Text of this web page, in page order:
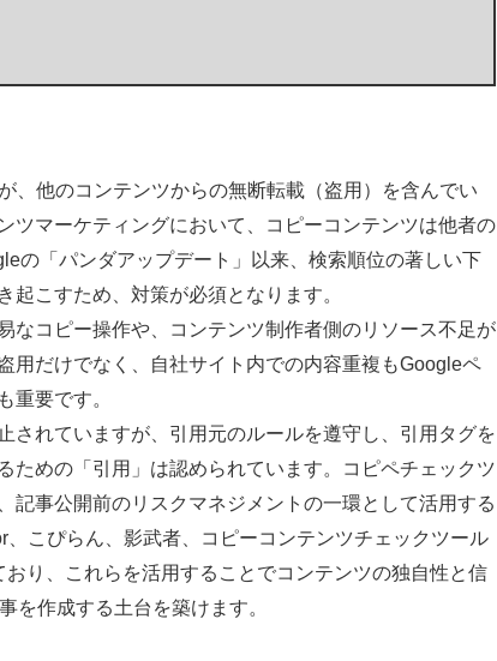
、他のコンテンツからの無断転載（盗用）を含んでい
ツマーケティングにおいて、コピーコンテンツは他者の
の「パンダアップデート」以来、検索順位の著しい下
こすため、対策が必須となります。
なコピー操作や、コンテンツ制作者側のリソース不足が
用だけでなく、自社サイト内での内容重複もGoogleペ
重要です。
されていますが、引用元のルールを遵守し、引用タグを
ための「引用」は認められています。コピペチェックツ
記事公開前のリスクマネジメントの一環として活用する
こぴらん、影武者、コピーコンテンツチェックツール
り、これらを活用することでコンテンツの独自性と信
を作成する土台を築けます。